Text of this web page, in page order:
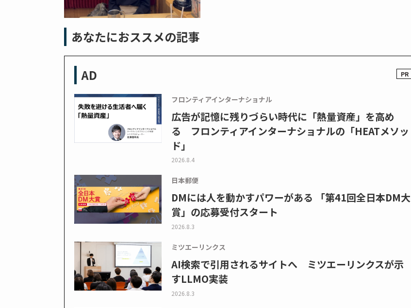
あなたにおススメの記事
AD
フロンティアインターナショナル
広告が記憶に残りづらい時代に「熱量資産」を高め
る フロンティアインターナショナルの「HEATメソッ
ド」
2026.8.4
日本郵便
DMには人を動かすパワーがある 「第41回全日本DM大
賞」の応募受付スタート
2026.8.3
ミツエーリンクス
AI検索で引用されるサイトへ ミツエーリンクスが示
すLLMO実装
2026.8.3